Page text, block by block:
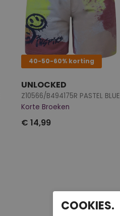
40-50-60% korting
UNLOCKED
Z10566/B494175R PASTEL BLUE
Korte Broeken
€ 14,99
COOKIES.